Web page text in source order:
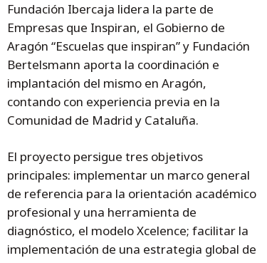
Fundación Ibercaja lidera la parte de
Empresas que Inspiran, el Gobierno de
Aragón “Escuelas que inspiran” y Fundación
Bertelsmann aporta la coordinación e
implantación del mismo en Aragón,
contando con experiencia previa en la
Comunidad de Madrid y Cataluña.
El proyecto persigue tres objetivos
principales: implementar un marco general
de referencia para la orientación académico
profesional y una herramienta de
diagnóstico, el modelo Xcelence; facilitar la
implementación de una estrategia global de